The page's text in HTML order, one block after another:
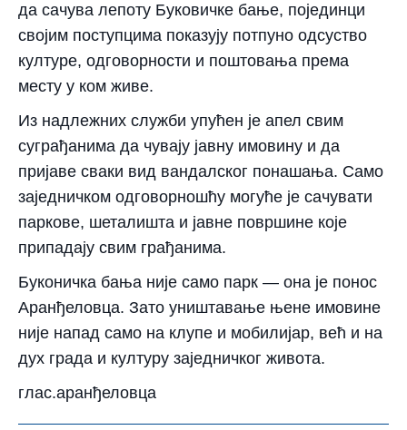
да сачува лепоту Буковичке бање, појединци
својим поступцима показују потпуно одсуство
културе, одговорности и поштовања према
месту у ком живе.
Из надлежних служби упућен је апел свим
суграђанима да чувају јавну имовину и да
пријаве сваки вид вандалског понашања. Само
заједничком одговорношћу могуће је сачувати
паркове, шеталишта и јавне површине које
припадају свим грађанима.
Буконичка бања није само парк — она је понос
Аранђеловца. Зато уништавање њене имовине
није напад само на клупе и мобилијар, већ и на
дух града и културу заједничког живота.
глас.аранђеловца